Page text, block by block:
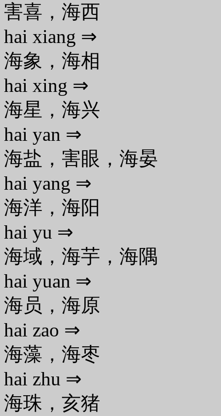
害喜，海西
hai xiang ⇒
海象，海相
hai xing ⇒
海星，海兴
hai yan ⇒
海盐，害眼，海晏
hai yang ⇒
海洋，海阳
hai yu ⇒
海域，海芋，海隅
hai yuan ⇒
海员，海原
hai zao ⇒
海藻，海枣
hai zhu ⇒
海珠，亥猪